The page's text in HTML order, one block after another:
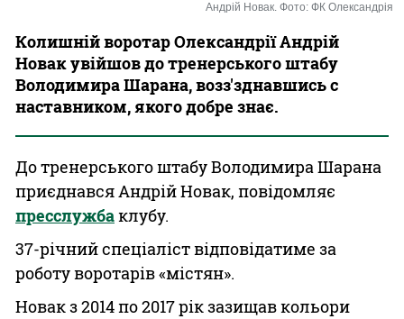
Андрій Новак. Фото: ФК Олександрія
Колишній воротар Олександрії Андрій
Новак увійшов до тренерського штабу
Володимира Шарана, возз'зднавшись с
наставником, якого добре знає.
До тренерського штабу Володимира Шарана
приєднався Андрій Новак, повідомляє
пресслужбаклубу.
37-річний спеціаліст відповідатиме за
роботу воротарів «містян».
Новак з 2014 по 2017 рік зазищав кольори